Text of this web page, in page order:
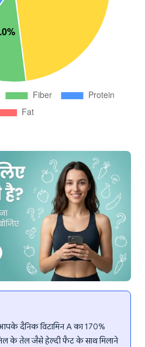
दैनिक विटामिन A का 170%
तिल के तेल जैसे हेल्दी फैट के साथ मिलाने